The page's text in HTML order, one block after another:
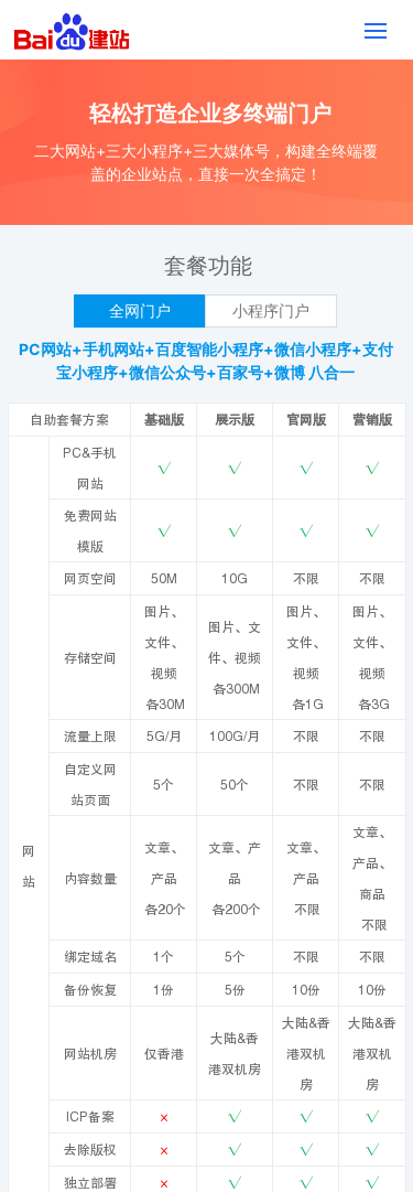
轻松打造企业多终端门户
二大网站+三大小程序+三大媒体号，构建全终端覆
盖的企业站点，直接一次全搞定！
自助套餐方案 基础版 展示版 官网版 营销版
网
站
PC&手机
网站
√ √ √ √
免费网站
模版
√ √ √ √
网页空间 50M 10G 不限 不限
存储空间
图片、
文件、
视频
各30M
图片、文
件、视频
各300M
图片、
文件、
视频
各1G
图片、
文件、
视频
各3G
流量上限 5G/月 100G/月 不限 不限
自定义网
站页面
5个 50个 不限 不限
内容数量
文章、
产品
各20个
文章、产
品
各200个
文章、
产品
不限
文章、
产品、
商品
不限
绑定域名 1个 5个 不限 不限
备份恢复 1份 5份 10份 10份
网站机房 仅香港
大陆&香
港双机房
大陆&香
港双机
房
大陆&香
港双机
房
ICP备案 × √ √ √
去除版权 × √ √ √
独立部署 × √ √ √
全网门户 小程序门户
PC网站+手机网站+百度智能小程序+微信小程序+支付
宝小程序+微信公众号+百家号+微博 八合一
套餐功能